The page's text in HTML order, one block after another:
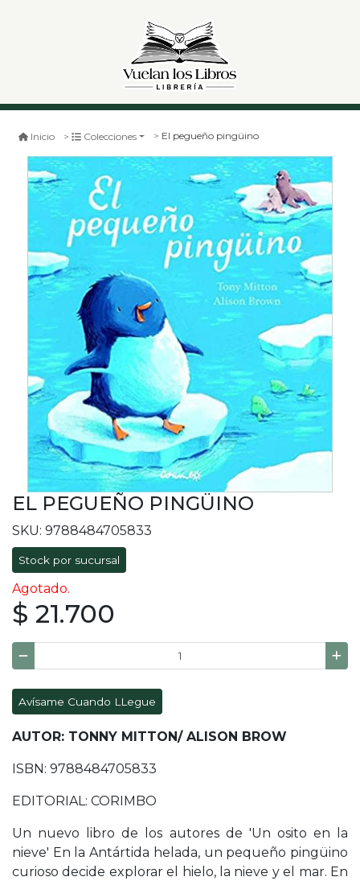
Inicio Colecciones El pegueño pingüino
EL PEGUEÑO PINGÜINO
SKU: 9788484705833
Stock por sucursal
Agotado.
$ 21.700
Avísame Cuando LLegue
AUTOR: TONNY MITTON/ ALISON BROW
ISBN: 9788484705833
EDITORIAL: CORIMBO
Un nuevo libro de los autores de 'Un osito en la
nieve' En la Antártida helada, un pequeño pingüino
curioso decide explorar el hielo, la nieve y el mar. En